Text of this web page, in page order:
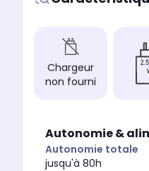
Bluetooth et Filaire
Google Assistant
Autonomie totale
jusqu'à 80h
Chargeur
non fourni
Autonomie &
Autonomie totale
jusqu'à 80h